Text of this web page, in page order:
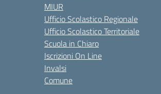
MIUR
Ufficio Scolastico Regionale
Ufficio Scolastico Territoriale
Scuola in Chiaro
Iscrizioni On Line
Invalsi
Comune